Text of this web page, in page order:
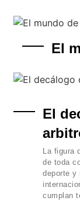
El
El
La
de toda
deporte y
cumplan